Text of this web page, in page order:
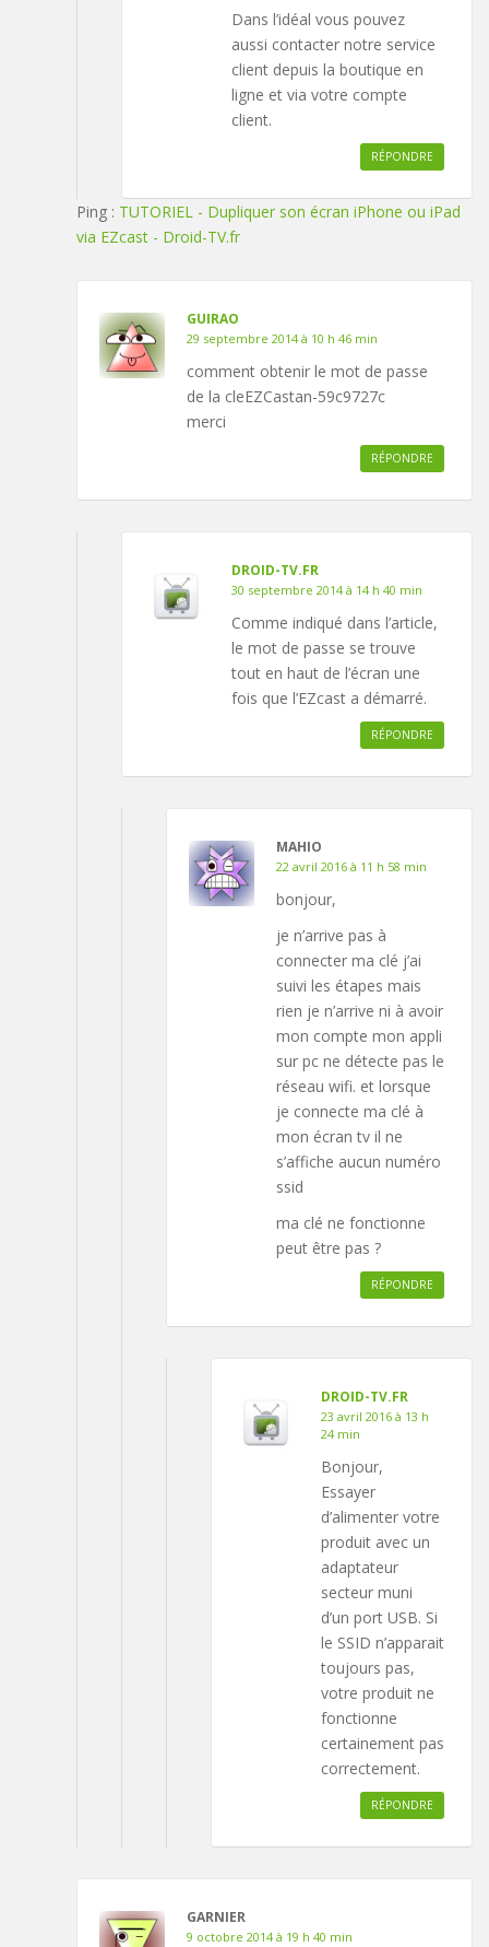
Dans l’idéal vous pouvez
aussi contacter notre service
client depuis la boutique en
ligne et via votre compte
client.
RÉPONDRE
Ping : TUTORIEL - Dupliquer son écran iPhone ou iPad
via EZcast - Droid-TV.fr
GUIRAO
29 septembre 2014 à 10 h 46 min
comment obtenir le mot de passe
de la cleEZCastan-59c9727c
merci
RÉPONDRE
DROID-TV.FR
30 septembre 2014 à 14 h 40 min
Comme indiqué dans l’article,
le mot de passe se trouve
tout en haut de l’écran une
fois que l’EZcast a démarré.
RÉPONDRE
MAHIO
22 avril 2016 à 11 h 58 min
bonjour,
je n’arrive pas à
connecter ma clé j’ai
suivi les étapes mais
rien je n’arrive ni à avoir
mon compte mon appli
sur pc ne détecte pas le
réseau wifi. et lorsque
je connecte ma clé à
mon écran tv il ne
s’affiche aucun numéro
ssid
ma clé ne fonctionne
peut être pas ?
RÉPONDRE
DROID-TV.FR
23 avril 2016 à 13 h
24 min
Bonjour,
Essayer
d’alimenter votre
produit avec un
adaptateur
secteur muni
d’un port USB. Si
le SSID n’apparait
toujours pas,
votre produit ne
fonctionne
certainement pas
correctement.
RÉPONDRE
GARNIER
9 octobre 2014 à 19 h 40 min